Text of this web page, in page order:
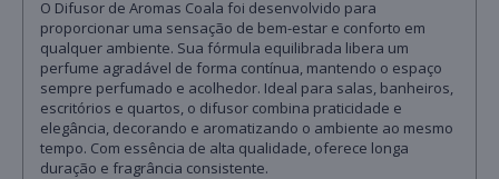
O Difusor de Aromas Coala foi desenvolvido para
proporcionar uma sensação de bem-estar e conforto em
qualquer ambiente. Sua fórmula equilibrada libera um
perfume agradável de forma contínua, mantendo o espaço
sempre perfumado e acolhedor. Ideal para salas, banheiros,
escritórios e quartos, o difusor combina praticidade e
elegância, decorando e aromatizando o ambiente ao mesmo
tempo. Com essência de alta qualidade, oferece longa
duração e fragrância consistente.